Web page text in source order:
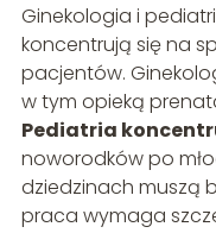
Ginekologia i
koncentrują się na
pacjentów.
w tym opieką
Pediatria
noworodków po
dziedzinach muszą
praca wymaga